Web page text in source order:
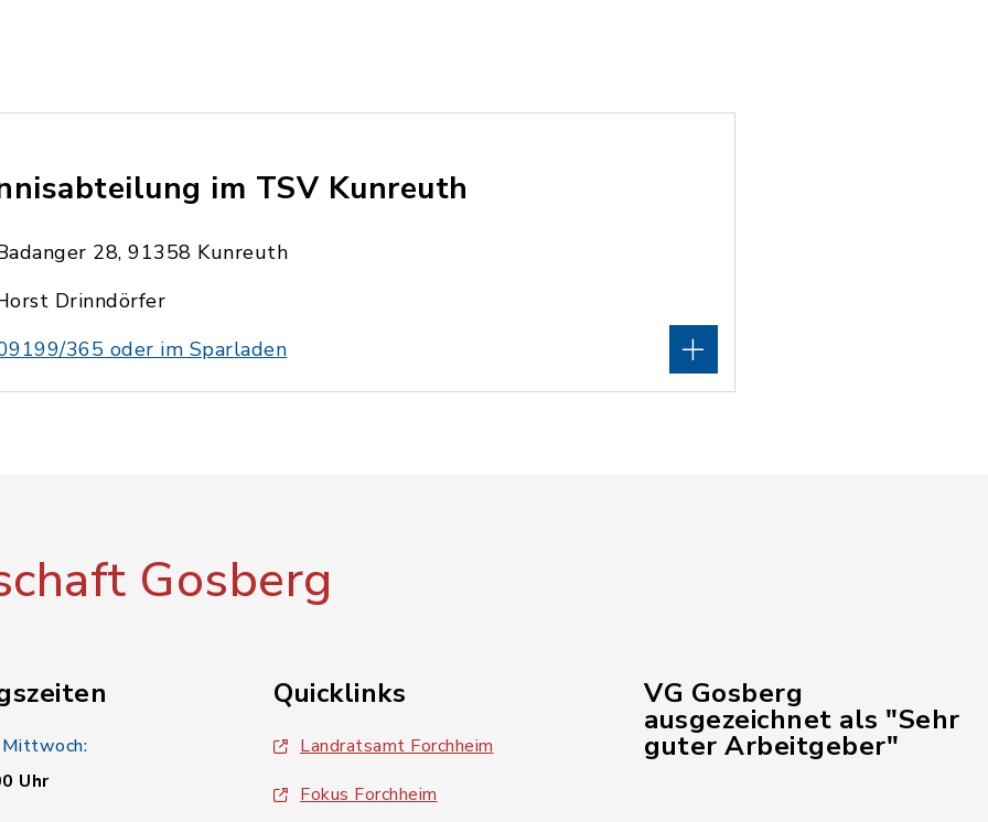
im TSV Kunreuth
28, 91358 Kunreuth
Drinndörfer
365 oder im Sparladen
Gosberg
Uhr
Quicklinks
Landratsamt Forchheim
Fokus Forchheim
VG Gosberg
ausgezeichnet als "Sehr
guter Arbeitgeber"